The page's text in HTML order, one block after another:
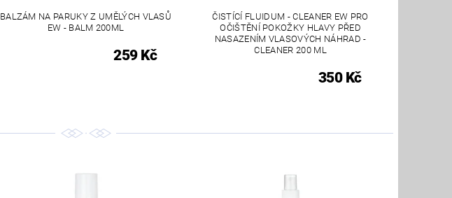
BALZÁM NA PARUKY Z UMĚLÝCH VLASŮ
EW - BALM 200ML
259 Kč
ČISTÍCÍ FLUIDUM - CLEANER EW PRO
OČIŠTĚNÍ POKOŽKY HLAVY PŘED
NASAZENÍM VLASOVÝCH NÁHRAD -
CLEANER 200 ML
350 Kč